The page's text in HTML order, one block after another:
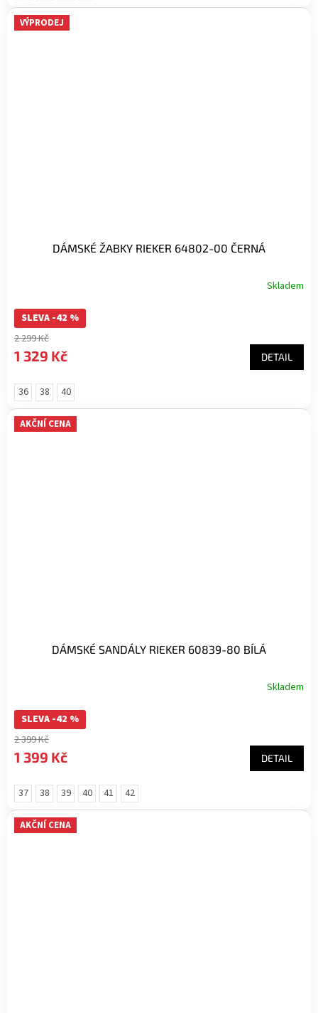
VÝPRODEJ
DÁMSKÉ ŽABKY RIEKER 64802-00 ČERNÁ
Skladem
SLEVA -42 %
2 299 Kč
1 329 Kč DETAIL
36 38 40
AKČNÍ CENA
DÁMSKÉ SANDÁLY RIEKER 60839-80 BÍLÁ
produktu
je
5,0
z
hvězdiček.
Skladem
SLEVA -42 %
2 399 Kč
1 399 Kč DETAIL
37 38 39 40 41 42
AKČNÍ CENA